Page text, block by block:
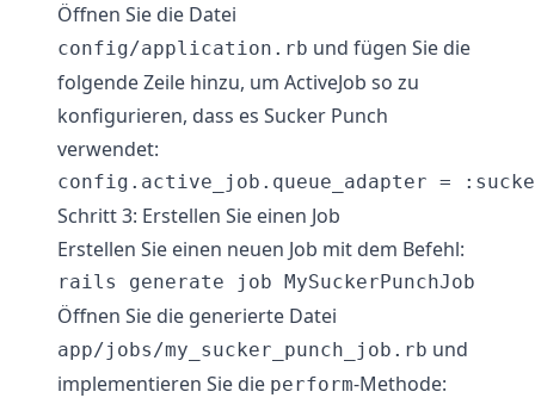
Öffnen Sie die Datei
config/application.rb und fügen Sie die
folgende Zeile hinzu, um ActiveJob so zu
konfigurieren, dass es Sucker Punch
verwendet:
Schritt 3: Erstellen Sie einen Job
Erstellen Sie einen neuen Job mit dem Befehl:
Öffnen Sie die generierte Datei
app/jobs/my_sucker_punch_job.rb und
implementieren Sie die perform-Methode: